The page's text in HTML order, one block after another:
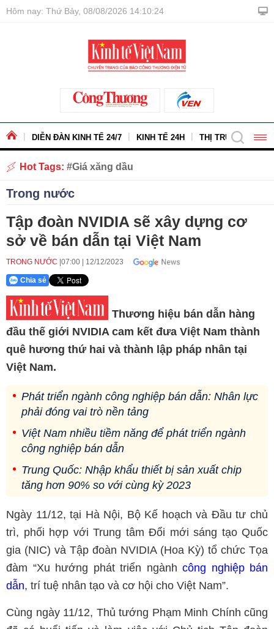
Hôm nay: Thứ Bảy, 08/08/2026 14:10:25
DIỄN ĐÀN KINH TẾ 24/7 KINH TẾ 24H THỊ TRƯỜNG -
Hot Tags: Giá xăng dầu
Trong nước
Tập đoàn NVIDIA sẽ xây dựng cơ
sở về bán dẫn tại Việt Nam
TRONG NƯỚC 07:00 12/12/2023
Chia sẻ
Thương hiệu bán dẫn hàng
đầu thế giới NVIDIA cam kết đưa Việt Nam thành
quê hương thứ hai và thành lập pháp nhân tại
Việt Nam.
Phát triển ngành công nghiệp bán dẫn: Nhân lực
phải đóng vai trò nền tảng
Việt Nam nhiều tiềm năng để phát triển ngành
công nghiệp bán dẫn
Trung Quốc: Nhập khẩu thiết bị sản xuất chip
tăng hơn 90% so với cùng kỳ 2023
Ngày 11/12, tại Hà Nội, Bộ Kế hoạch và Đầu tư chủ
trì, phối hợp với Trung tâm Đổi mới sáng tạo Quốc
gia (NIC) và Tập đoàn NVIDIA (Hoa Kỳ) tổ chức Tọa
đàm “Xu hướng phát triển ngành công nghiệp bán
dẫn, trí tuệ nhân tạo và cơ hội cho Việt Nam”.
Cùng ngày 11/12, Thủ tướng Phạm Minh Chính cũng